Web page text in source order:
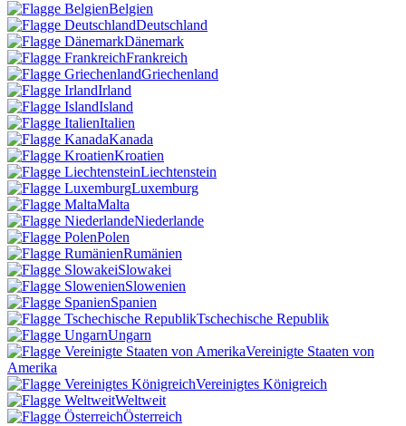
Belgien
Deutschland
Dänemark
Frankreich
Griechenland
Irland
Island
Italien
Kanada
Kroatien
Liechtenstein
Luxemburg
Malta
Niederlande
Polen
Rumänien
Slowakei
Slowenien
Spanien
Tschechische Republik
Ungarn
Vereinigte Staaten von
Amerika
Vereinigtes Königreich
Weltweit
Österreich